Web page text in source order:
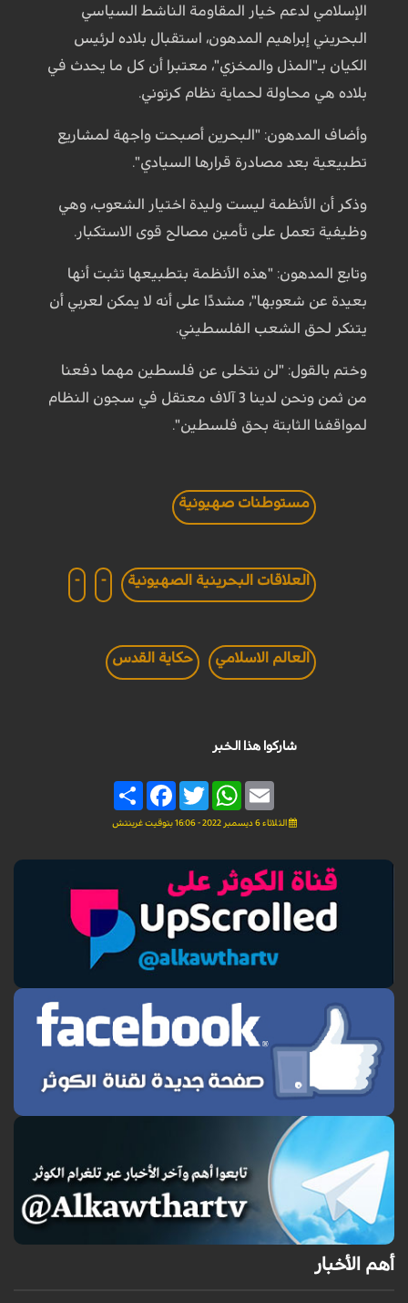
الإسلامي لدعم خيار المقاومة الناشط ‏السياسي
البحريني إبراهيم المدهون، استقبال بلاده لرئيس
الكيان بـ"المذل والمخزي"، معتبرا أن كل ‏ما يحدث في
بلاده هي محاولة لحماية نظام كرتوني. ‏
وأضاف المدهون: "البحرين أصبحت واجهة لمشاريع
تطبيعية بعد مصادرة قرارها ‏السيادي". ‏
وذكر أن الأنظمة ليست وليدة اختيار الشعوب، وهي
وظيفية تعمل على تأمين مصالح قوى ‏الاستكبار. ‏
وتابع المدهون: "هذه الأنظمة بتطبيعها تثبت ‏أنها
بعيدة عن شعوبها"، مشددًا على أنه لا يمكن ‏لعربي أن
يتنكر لحق الشعب الفلسطيني. ‏
وختم بالقول: "لن نتخلى عن فلسطين مهما دفعنا
من ثمن ونحن لدينا 3 آلاف معتقل في سجون ‏النظام
لمواقفنا الثابتة بحق فلسطين".‏
مستوطنات صهيونية
العلاقات البحرينية الصهيونية -
-
العالم الاسلامي حكاية القدس
شاركوا هذا الخبر
Share
FacebookTwitter
WhatsAppEmail
الثلاثاء 6 ديسمبر 2022 - 16:06 بتوقيت غرينتش
أهم الأخبار